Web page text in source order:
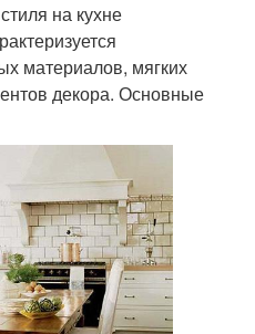
на кухне
материалов, мягких
декора. Основные